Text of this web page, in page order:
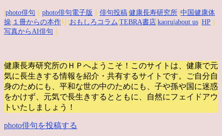
photo俳句 photo俳句電子版 俳句投稿 健康長寿研究所 中国健康体
操 １冊からの本作 り| おもしろコラム TEBRA書店 kaoru |about us HP
写真からAI俳句
健康長寿研究所のＨＰへようこそ！このサイトは、健康で元
気に長生きする情報を紹介・共有するサイトです。
ご自分自
身のためにも、平和な世の中のためにも、子や孫や国に迷惑
をかけず、元気で長生きするとともに、自然にフェイドアウ
トいたしましょう！
photo俳句を投稿する